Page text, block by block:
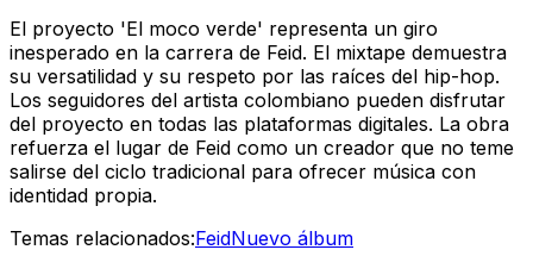
El proyecto 'El moco verde' representa un giro
inesperado en la carrera de Feid. El mixtape demuestra
su versatilidad y su respeto por las raíces del hip-hop.
Los seguidores del artista colombiano pueden disfrutar
del proyecto en todas las plataformas digitales. La obra
refuerza el lugar de Feid como un creador que no teme
salirse del ciclo tradicional para ofrecer música con
identidad propia.
Temas relacionados:FeidNuevo álbum